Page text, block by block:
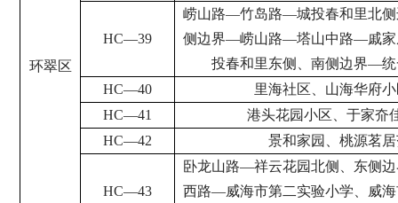
环翠区
HC—39
崂山路—竹岛路—城投春和里北
侧边界—崂山路—塔山中路—戚
投春和里东侧、南侧边界—
HC—40
里海社区、山海华府
HC—41
港头花园小区、于家夼
HC—42 景和家园、桃源茗
HC—43
卧龙山路—祥云花园北侧、东侧
西路—威海市第二实验小学、威